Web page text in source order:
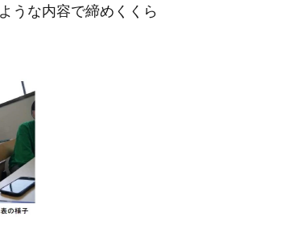
うな内容で締めくくら